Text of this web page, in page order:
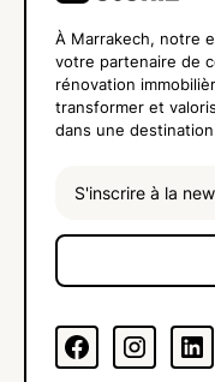
À Marrakech, notre
votre partenaire de
rénovation
transformer et
dans une